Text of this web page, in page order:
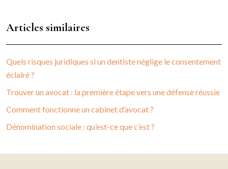
Articles similaires
Quels risques juridiques si un dentiste néglige le consentement
éclairé ?
Trouver un avocat : la première étape vers une défense réussie
Comment fonctionne un cabinet d’avocat ?
Dénomination sociale : qu’est-ce que c’est ?